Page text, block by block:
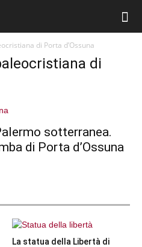
di Porta d’Ossuna
di
sotterranea.
di Porta d’Ossuna
La statua della Libertà di